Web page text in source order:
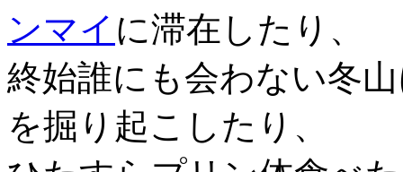
ンマイ に滞在したり、
終始誰にも会わない冬
を掘り起こしたり、